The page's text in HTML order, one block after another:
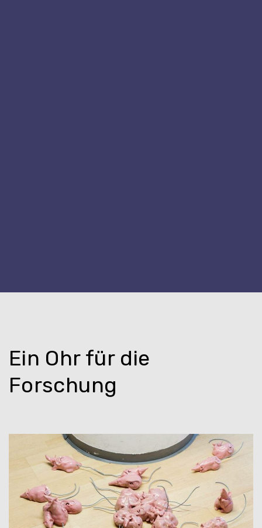
Ein Ohr für die
Forschung